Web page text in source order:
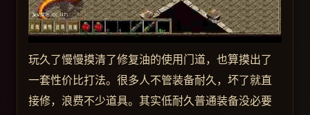
玩久了慢慢摸清了修复油的使用门道，也算摸出了
一套性价比打法。很多人不管装备耐久，坏了就直
接修，浪费不少道具。其实低耐久普通装备没必要